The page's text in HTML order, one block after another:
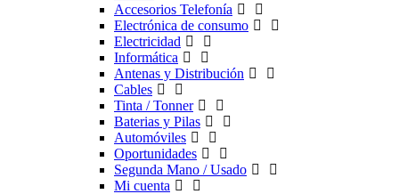
Accesorios Telefonía
Electrónica de consumo
Electricidad
Informática
Antenas y Distribución
Cables
Tinta / Tonner
Baterias y Pilas
Automóviles
Oportunidades
Segunda Mano / Usado
Mi cuenta